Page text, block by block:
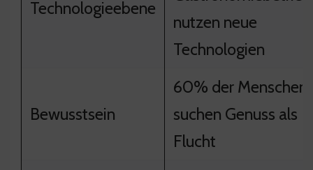
Technologieebene
nutzen neue
Technologien
Bewusstsein
60% der Menschen
suchen Genuss als
Flucht